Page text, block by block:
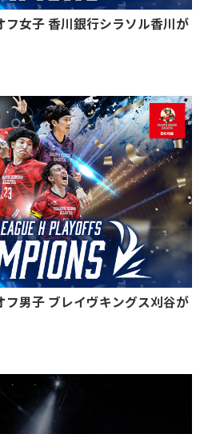
女子 香川銀行シラソル香川が
男子 ブレイヴキングス刈谷が